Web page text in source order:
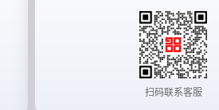
扫码联系客服